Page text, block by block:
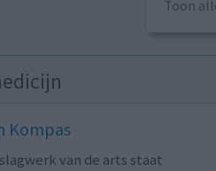
Toon
Kompas
van de arts staat